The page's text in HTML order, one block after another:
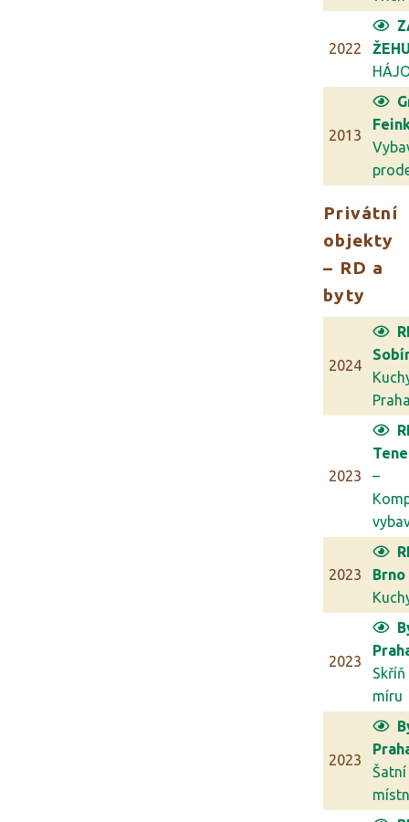
2022
2013
Privátní
objekty
– RD a
byty
2024
2023
–
2023
Brno
2023
Skříň
míru
2023
Šatní